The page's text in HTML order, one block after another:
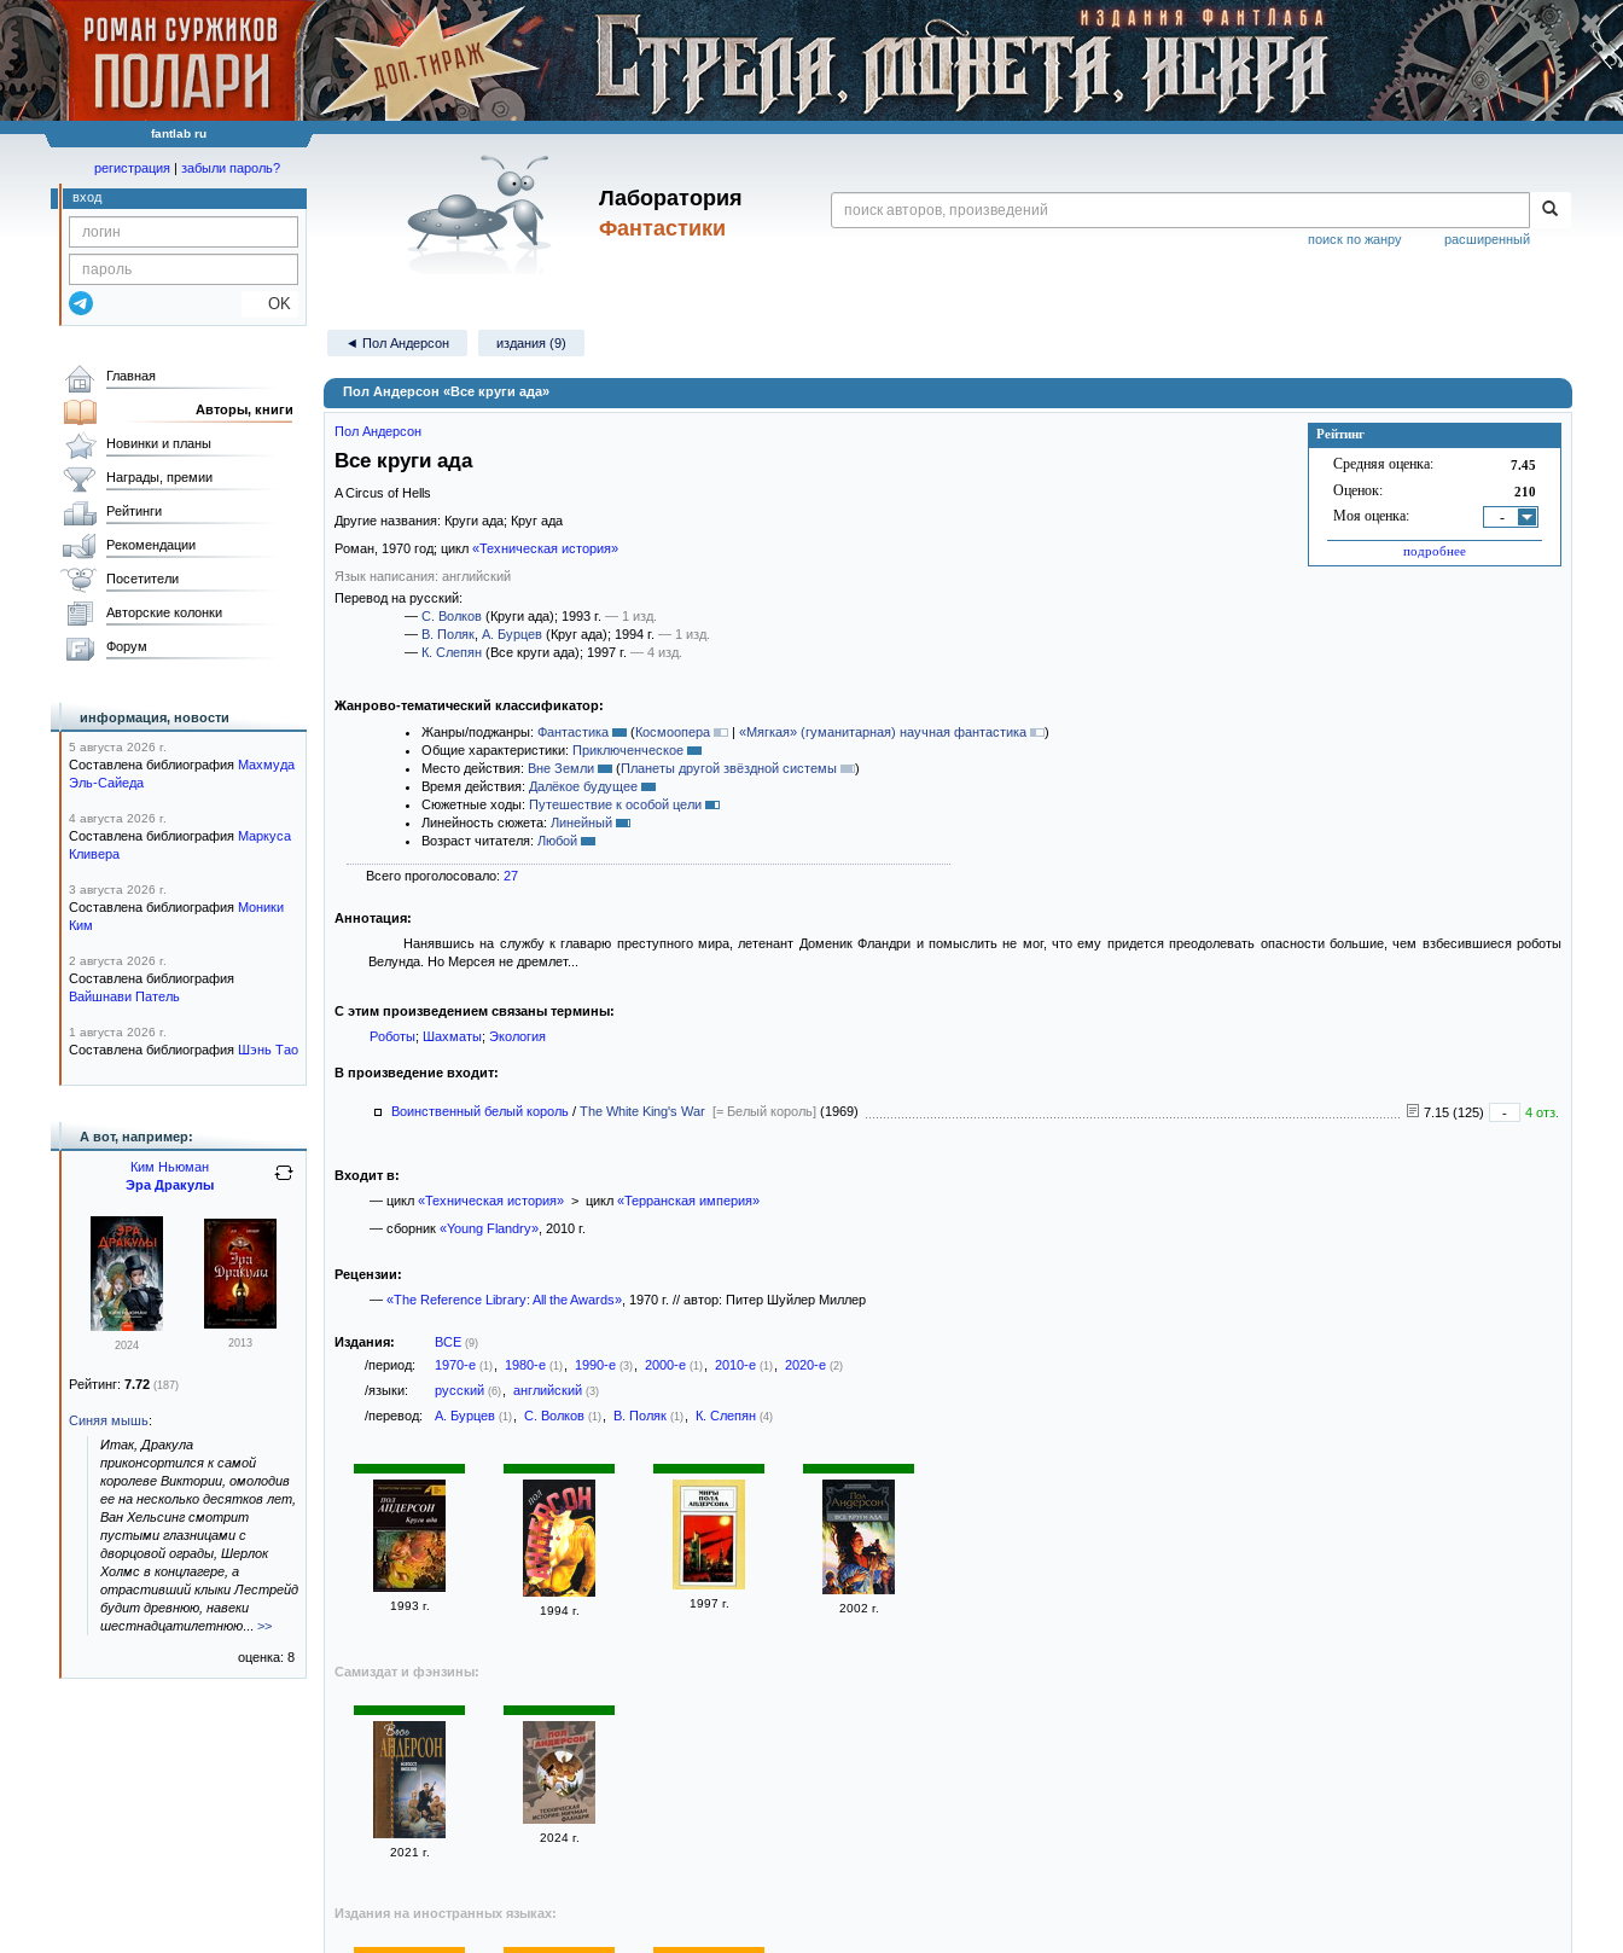
fantlab ru
Лаборатория
Фантастики
расширенный
поиск по жанру
регистрация | забыли пароль?
вход
OK
◄ Пол Андерсон издания (9)
Пол Андерсон «Все круги ада»
Рейтинг
Средняя оценка: 7.45
Оценок: 210
Моя оценка: -
подробнее
Пол Андерсон
Все круги ада
A Circus of Hells
Другие названия: Круги ада; Круг ада
Роман, 1970 год; цикл «Техническая история»
Язык написания: английский
Перевод на русский:
— С. Волков (Круги ада); 1993 г. — 1 изд.
— В. Поляк А. Бурцев (Круг ада); 1994 г. — 1 изд.
— К. Слепян (Все круги ада); 1997 г. — 4 изд.
Жанрово-тематический классификатор:
Жанры/поджанры: Фантастика (Космоопера | «Мягкая» (гуманитарная) научная фантастика
)
Общие характеристики: Приключенческое
Место действия: Вне Земли (Планеты другой звёздной системы
)
Время действия: Далёкое будущее
Сюжетные ходы: Путешествие к особой цели
Линейность сюжета: Линейный
Возраст читателя: Любой
Всего проголосовало: 27
Аннотация:
Нанявшись на службу к главарю преступного мира, летенант Доменик Фландри и помыслить не мог, что ему придется преодолевать опасности большие, чем взбесившиеся роботы
Велунда. Но Мерсея не дремлет...
С этим произведением связаны термины:
Роботы; Шахматы; Экология
В произведение входит:
Воинственный белый король / The White King's War [= Белый король] (1969) 7.15 (125) - 4 отз.
Входит в:
— цикл «Техническая история»> цикл «Терранская империя»
— сборник «Young Flandry», 2010 г.
Рецензии:
— «The Reference Library: All the Awards», 1970 г. // автор: Питер Шуйлер Миллер
Издания: ВСЕ (9)
/период: 1970-е (1) 1980-е (1) 1990-е (3) 2000-е (1) 2010-е (1) 2020-е (2)
/языки: русский (6) английский (3)
/перевод: А. Бурцев (1) С. Волков (1) В. Поляк (1) К. Слепян (4)
1993 г. 1994 г.
1997 г. 2002 г.
Самиздат и фэнзины:
2021 г.
2024 г.
Издания на иностранных языках:
Главная
Авторы, книги
Новинки и планы
Награды, премии
Рейтинги
Рекомендации
Посетители
Авторские колонки
Форум
информация, новости
5 августа 2026 г.
Составлена библиография Махмуда
Эль-Сайеда
4 августа 2026 г.
Составлена библиография Маркуса
Кливера
3 августа 2026 г.
Составлена библиография Моники
Ким
2 августа 2026 г.
Составлена библиография
Вайшнави Патель
1 августа 2026 г.
Составлена библиография Шэнь Тао
А вот, например:
Ким Ньюман
Эра Дракулы
2024 2013
Рейтинг: 7.72 (187)
Синяя мышь:
Итак, Дракула
приконсортился к самой
королеве Виктории, омолодив
ее на несколько десятков лет,
Ван Хельсинг смотрит
пустыми глазницами с
дворцовой ограды, Шерлок
Холмс в концлагере, а
отрастивший клыки Лестрейд
будит древнюю, навеки
шестнадцатилетнюю
>>
оценка: 8